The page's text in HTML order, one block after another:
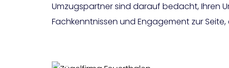
Umzugspartner sind darauf bedacht, Ihren
Fachkenntnissen und Engagement zur